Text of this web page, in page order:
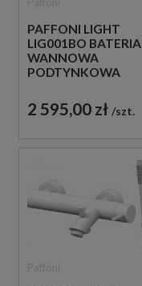
PAFFONI LIGHT
LIG001BO BATERIA
WANNOWA
PODTYNKOWA
BIAŁA
2 595,00 zł szt.